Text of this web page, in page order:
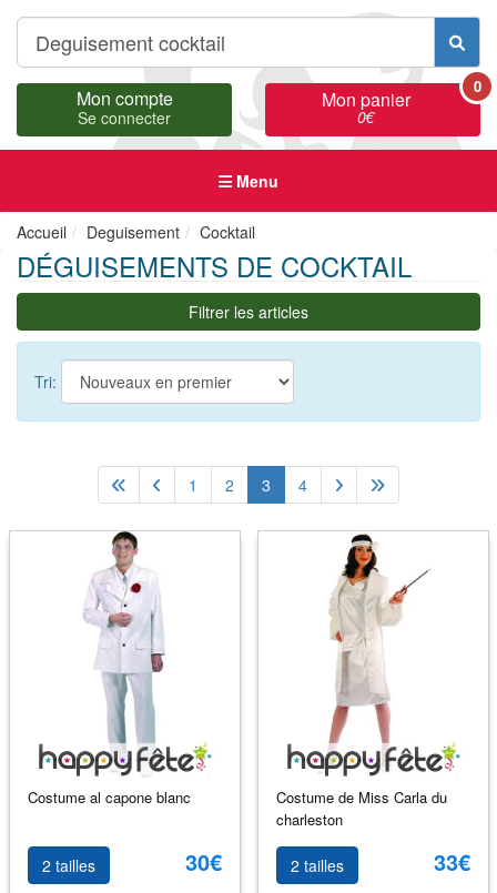
Mon compte
Se connecter
Mon panier
0€
0
Menu
Accueil Deguisement Cocktail
DÉGUISEMENTS DE COCKTAIL
Filtrer les articles
Tri:
1 2 3 4
Costume al capone blanc
2 tailles 30€
Costume de Miss Carla du
charleston
2 tailles 33€